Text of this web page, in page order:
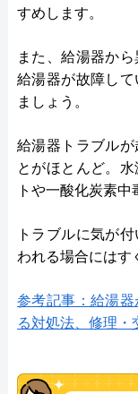
すめします。
また、給湯器か
給湯器が故障し
ましょう。
給湯器トラブル
とがほとんど。
トや一酸化炭素中
トラブルに気が
われる場合にはす
参考記事：給湯
る対処法、修理・